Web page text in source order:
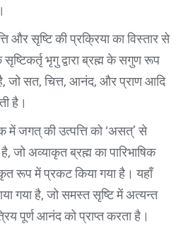
और सृष्टि की प्रक्रिया का विस्तार से
भृगु द्वारा ब्रह्म के सगुण रूप
है, जो सत, चित्त, आनंद, और प्राण आदि
है।
में जगत् की उत्पत्ति को ‘असत्’ से
जो अव्याकृत ब्रह्म का पारिभाषिक
रूप में प्रकट किया गया है। यहाँ
गया है, जो समस्त सृष्टि में अत्यन्त
पूर्ण आनंद को प्राप्त करता है।